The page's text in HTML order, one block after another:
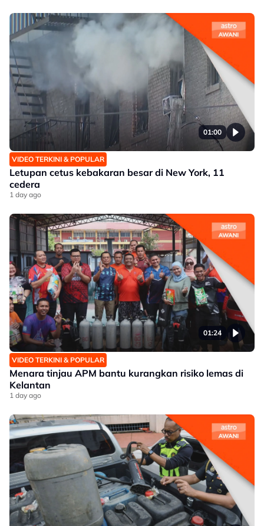
01:00
VIDEO TERKINI & POPULAR
Letupan cetus kebakaran besar di New York, 11
cedera
1 day ago
01:24
VIDEO TERKINI & POPULAR
Menara tinjau APM bantu kurangkan risiko lemas di
Kelantan
1 day ago